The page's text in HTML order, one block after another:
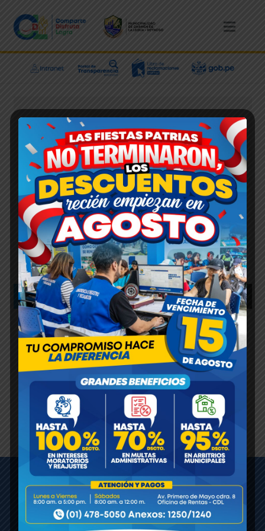
Administrador
ImagenInstitucional
Este usuario aún no ha añadido información a su
perfil.